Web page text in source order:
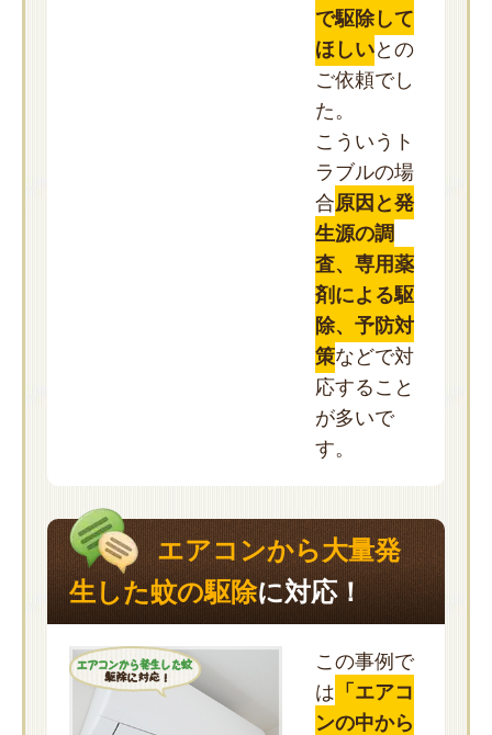
で駆除して
ほしいとの
ご依頼でし
た。
こういうト
ラブルの場
合原因と発
生源の調
査、専用薬
剤による駆
除、予防対
策などで対
応すること
が多いで
す。
エアコンから大量発
生した蚊の駆除に対応！
この事例で
は 「エアコ
ンの中から